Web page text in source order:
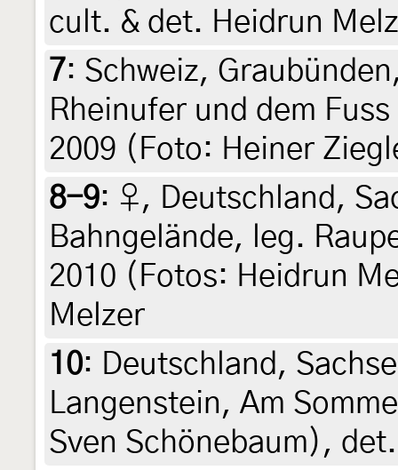
cult. & det. Heidrun
7: Schweiz,
Rheinufer und dem
2009 (Foto: Heiner
8-9: ♀, Deutschland,
Bahngelände, leg.
2010 (Fotos: Heidrun
Melzer
10: Deutschland,
Langenstein, Am
Sven Schönebaum),